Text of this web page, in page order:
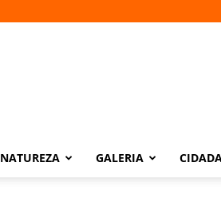
NATUREZA GALERIA